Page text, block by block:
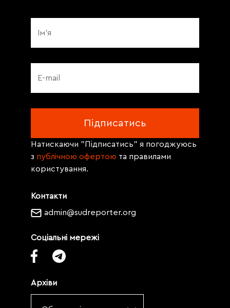
Контакти
admin@sudreporter.org
Соціальні мережі
Архіви
Натискаючи "Підписатись" я погоджуюсь
з публічною офертою та правилами
користування.